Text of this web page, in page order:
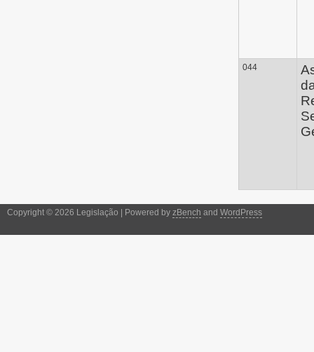
044
Copyright © 2026 Legislação | Powered by zBench and WordPress